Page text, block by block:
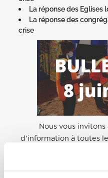
La réponse des Eglises
La réponse des
crise
Nous vous
d’information à toutes
de
pratiques. Ces